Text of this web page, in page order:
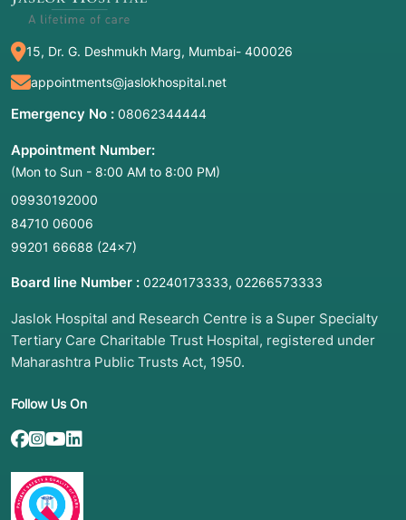
15, Dr. G. Deshmukh Marg, Mumbai- 400026
appointments@jaslokhospital.net
Emergency No : 08062344444
Appointment Number:
(Mon to Sun - 8:00 AM to 8:00 PM)
09930192000
84710 06006
99201 66688 (24×7)
Board line Number : 02240173333, 02266573333
Jaslok Hospital and Research Centre is a Super Specialty
Tertiary Care Charitable Trust Hospital, registered under
Maharashtra Public Trusts Act, 1950.
Follow Us On